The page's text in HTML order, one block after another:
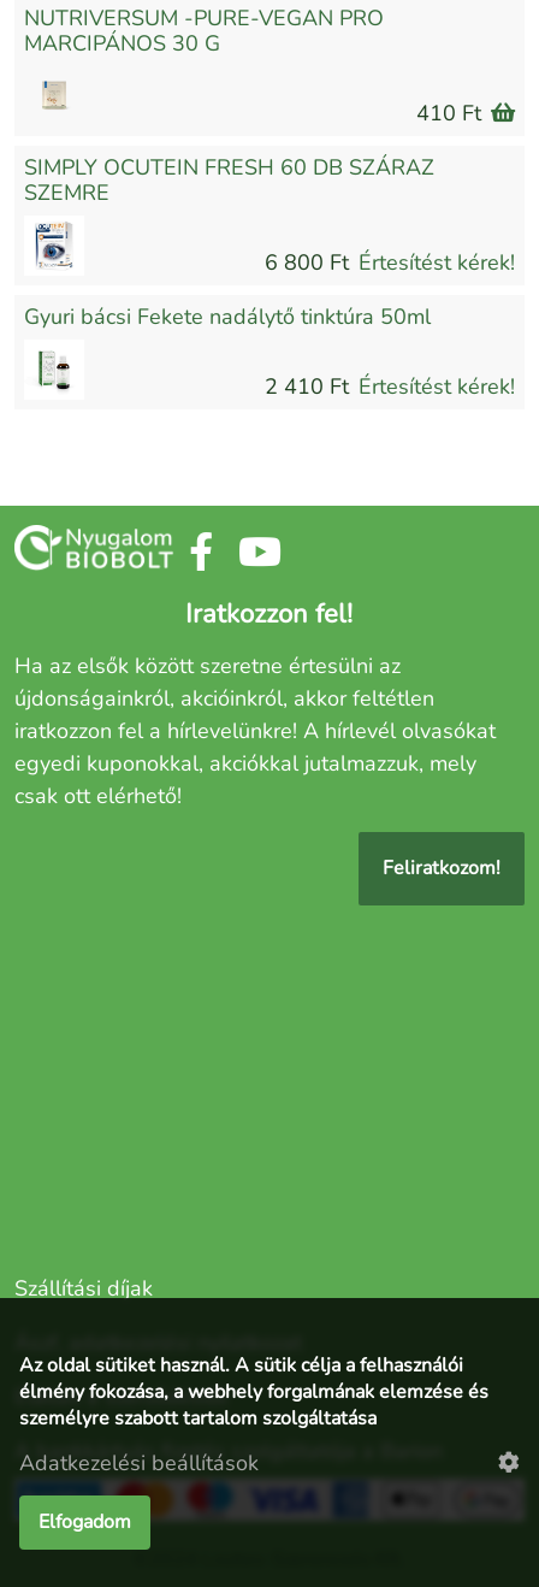
NUTRIVERSUM -PURE-VEGAN PRO
MARCIPÁNOS 30 G
410 Ft
SIMPLY OCUTEIN FRESH 60 DB SZÁRAZ
SZEMRE
6 800 Ft Értesítést kérek!
Gyuri bácsi Fekete nadálytő tinktúra 50ml
2 410 Ft Értesítést kérek!
Szállítási díjak
Elállás a szerződéstől
A bankkártyás fizetés szolgáltatója a Barion
Iratkozzon fel!
Ha az elsők között szeretne értesülni az
újdonságainkról, akcióinkról, akkor feltétlen
iratkozzon fel a hírlevelünkre! A hírlevél olvasókat
egyedi kuponokkal, akciókkal jutalmazzuk, mely
csak ott elérhető!
Feliratkozom!
Az oldal sütiket használ. A sütik célja a felhasználói
élmény fokozása, a webhely forgalmának elemzése és
személyre szabott tartalom szolgáltatása
Adatkezelési beállítások
Elfogadom